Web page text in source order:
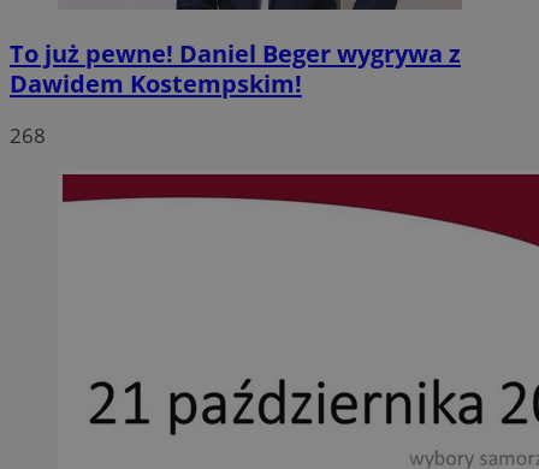
To już pewne! Daniel Beger wygrywa z
Dawidem Kostempskim!
268